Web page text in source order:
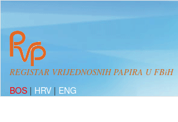
REGISTAR VRIJEDNOSNIH PAPIRA U FBiH
BOS | HRV | ENG